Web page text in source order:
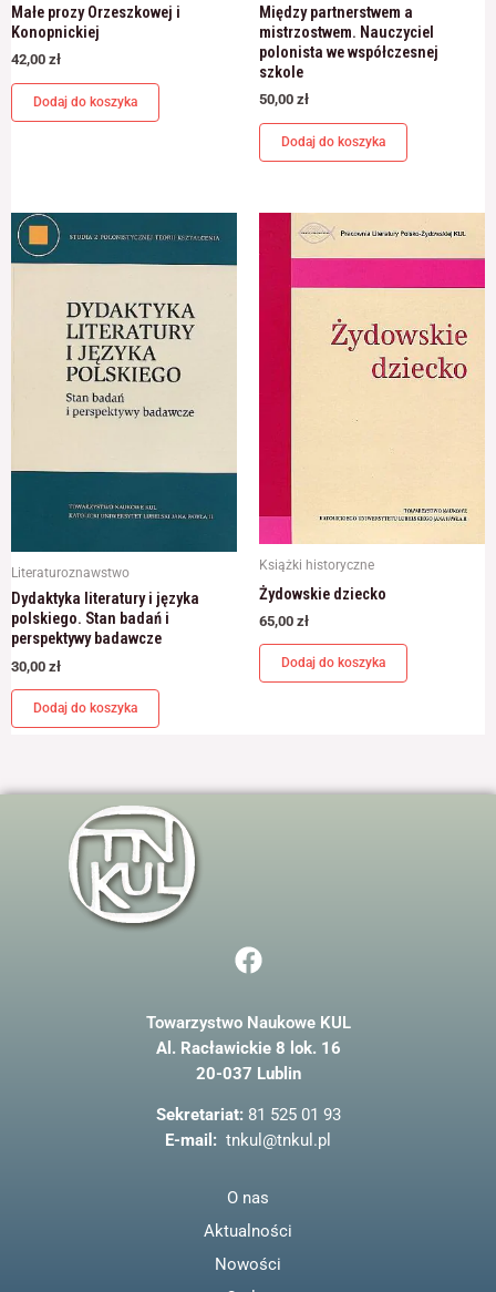
Małe prozy Orzeszkowej i
Konopnickiej
42,00 zł
Dodaj do koszyka
Między partnerstwem a
mistrzostwem. Nauczyciel
polonista we współczesnej
szkole
50,00 zł
Dodaj do koszyka
Literaturoznawstwo
Dydaktyka literatury i języka
polskiego. Stan badań i
perspektywy badawcze
30,00 zł
Dodaj do koszyka
Książki historyczne
Żydowskie dziecko
65,00 zł
Dodaj do koszyka
F
a
e
b
o
o
k
Towarzystwo Naukowe KUL
Al. Racławickie 8 lok. 16
20-037 Lublin
Sekretariat: 81 525 01 93
E-mail: tnkul@tnkul.pl
O nas
Aktualności
Nowości